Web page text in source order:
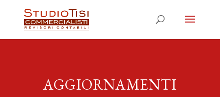
AGGIORNAMENTI